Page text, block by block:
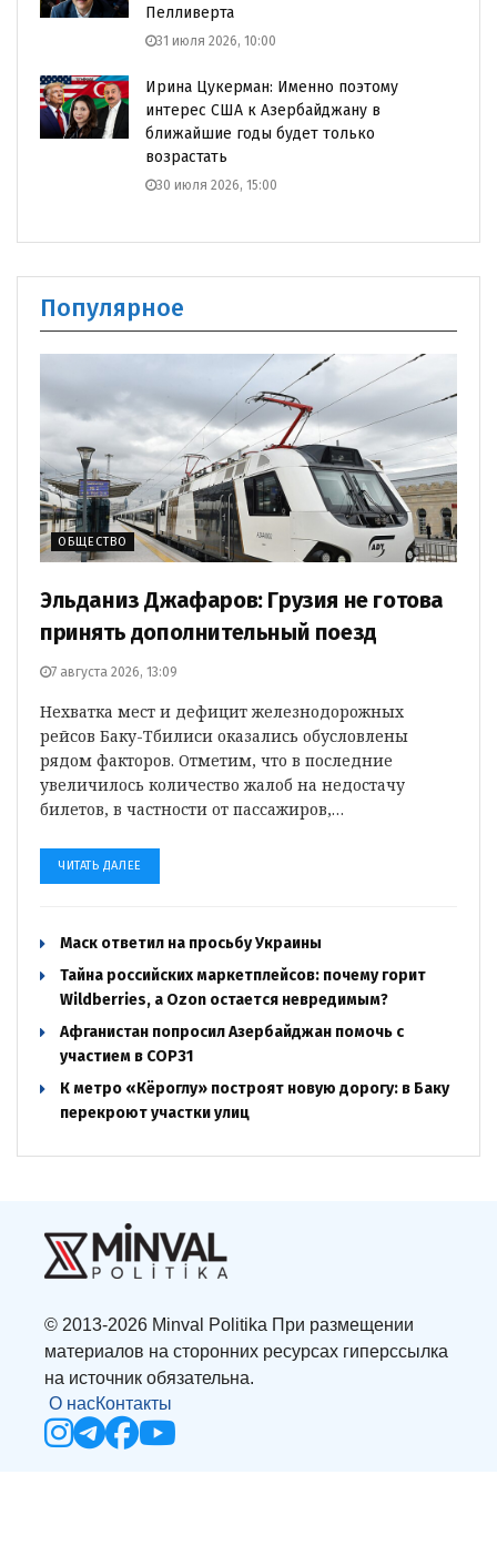
Пелливерта
31 июля 2026, 10:00
Ирина Цукерман: Именно поэтому
интерес США к Азербайджану в
ближайшие годы будет только
возрастать
30 июля 2026, 15:00
Популярное
ОБЩЕСТВО
Эльданиз Джафаров: Грузия не готова
принять дополнительный поезд
7 августа 2026, 13:09
Нехватка мест и дефицит железнодорожных
рейсов Баку-Тбилиси оказались обусловлены
рядом факторов. Отметим, что в последние
увеличилось количество жалоб на недостачу
билетов, в частности от пассажиров,…
ЧИТАТЬ ДАЛЕЕ
Маск ответил на просьбу Украины
Тайна российских маркетплейсов: почему горит
Wildberries, а Ozon остается невредимым?
Афганистан попросил Азербайджан помочь с
участием в COP31
К метро «Кёроглу» построят новую дорогу: в Баку
перекроют участки улиц
© 2013-2026 Minval Politika При размещении
материалов на сторонних ресурсах гиперссылка
на источник обязательна.
О насКонтакты